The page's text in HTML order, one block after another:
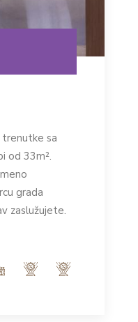
sa
od 33m².
grada
zaslužujete.